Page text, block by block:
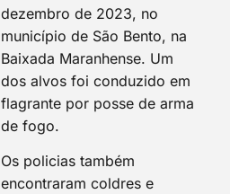
dezembro de 2023, no
município de São Bento, na
Baixada Maranhense. Um
dos alvos foi conduzido em
flagrante por posse de arma
de fogo.
Os policias também
encontraram coldres e